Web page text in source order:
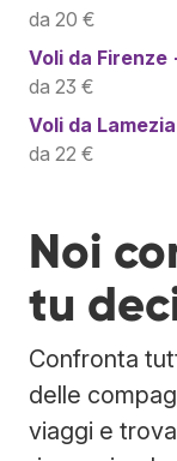
da 20 €
Voli da Firenze
da 23 €
Voli da
da 22 €
Noi
tu
Confronta
delle
viaggi e